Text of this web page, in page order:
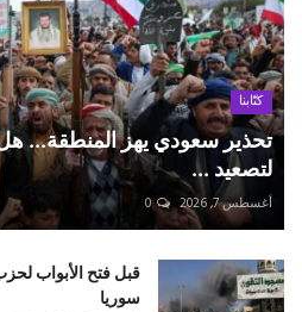
كتّابنا
تحذير سعودي يهز المنطقة... هل
لتصعيد ...
أغسطس 7, 2026 0
قبل فتح الأبواب
سوريا